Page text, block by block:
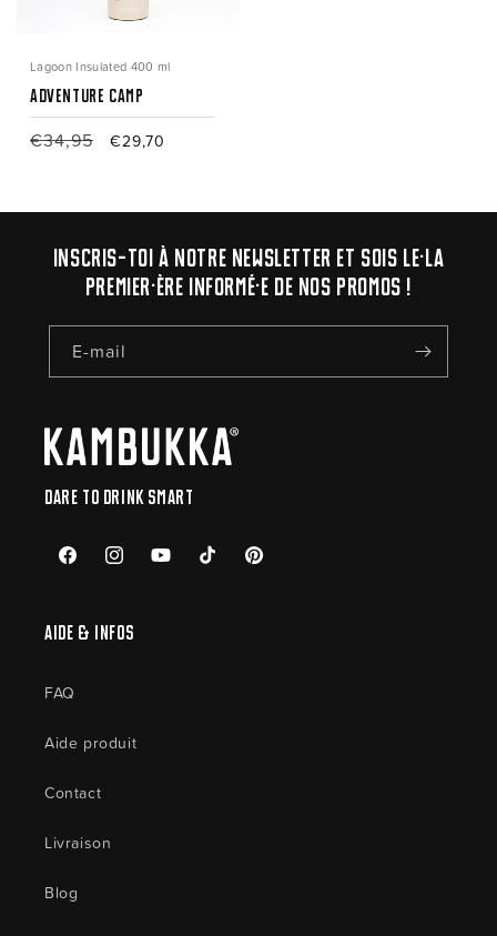
Lagoon Insulated 400 ml
Adventure Camp
Prix
€34,95
Prix
€29,70
Inscris-toi à notre newsletter et sois le·la
premier·ère informé·e de nos promos !
E-mail
Dare to drink smart
FacebookInstagramYouTubeTikTok Pinterest
Aide & Infos
FAQ
Aide produit
Contact
Livraison
Blog